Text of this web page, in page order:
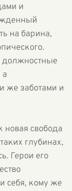
и
на барина,
должностные
же заботами и
новая свобода
глубинах,
Герои его
себя, кому же